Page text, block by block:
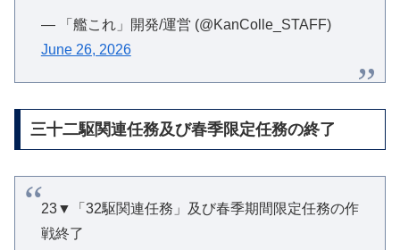
— 「艦これ」開発/運営 (@KanColle_STAFF)
June 26, 2026
三十二駆関連任務及び春季限定任務の終了
23▼「32駆関連任務」及び春季期間限定任務の作
戦終了